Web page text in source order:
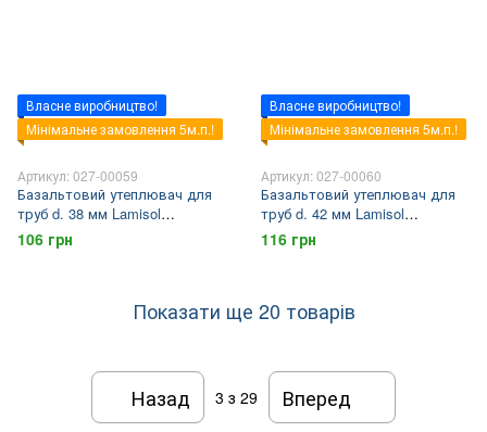
Власне виробництво!
Мінімальне замовлення 5м.п.!
Артикул: 027-00059
Базальтовий утеплювач для
труб d. 38 мм Lamisol
завтовшки 30 мм
106 грн
Власне виробництво!
Мінімальне замовлення 5м.п.!
Артикул: 027-00060
Базальтовий утеплювач для
труб d. 42 мм Lamisol
завтовшки 30 мм
116 грн
Показати ще 20 товарів
Назад 3 з 29 Вперед